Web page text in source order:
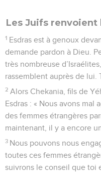
Les Juifs
1 Esdras est à genoux
demande pardon à Dieu.
très nombreuse
rassemblent auprès de lui.
2 Alors Chekania, fils de
Esdras : « Nous avons
des femmes étrangères
maintenant, il y a encore
3 Nous pouvons nous
toutes ces femmes
suivrons le conseil que toi